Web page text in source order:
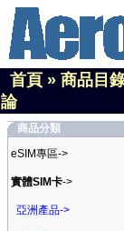
首頁 » 商品目
論
商品分類
eSIM專區->
實體SIM卡->
亞洲產品->